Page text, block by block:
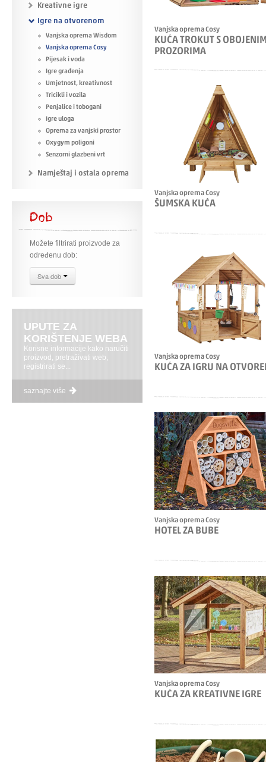
Kreativne igre
Igre na otvorenom
Vanjska oprema Wisdom
Vanjska oprema Cosy
Pijesak i voda
Igre građenja
Umjetnost, kreativnost
Tricikli i vozila
Penjalice i tobogani
Igre uloga
Oprema za vanjski prostor
Oxygym poligoni
Senzorni glazbeni vrt
Namještaj i ostala oprema
Dob
Možete filtrirati proizvode za
određenu dob:
Sva dob
UPUTE ZA
KORIŠTENJE WEBA
Korisne informacije kako naručiti
proizvod, pretraživati web,
registrirati se...
saznajte više
Vanjska oprema Cosy
KUĆA TROKUT S
PROZORIMA
Vanjska oprema Cosy
ŠUMSKA KUĆA
Vanjska oprema Cosy
KUĆA ZA IGRU NA
Vanjska oprema Cosy
HOTEL ZA BUBE
Vanjska oprema Cosy
KUĆA ZA KREATIVNE IGRE